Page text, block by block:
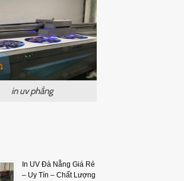
in uv phẳng
In UV Đà Nẵng Giá Rẻ
– Uy Tín – Chất Lượng